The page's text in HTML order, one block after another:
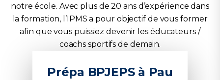
notre école. Avec plus de 20 ans d’expérience dans
la formation, l’IPMS a pour objectif de vous former
afin que vous puissiez devenir les éducateurs /
coachs sportifs de demain.
Prépa BPJEPS à Pau